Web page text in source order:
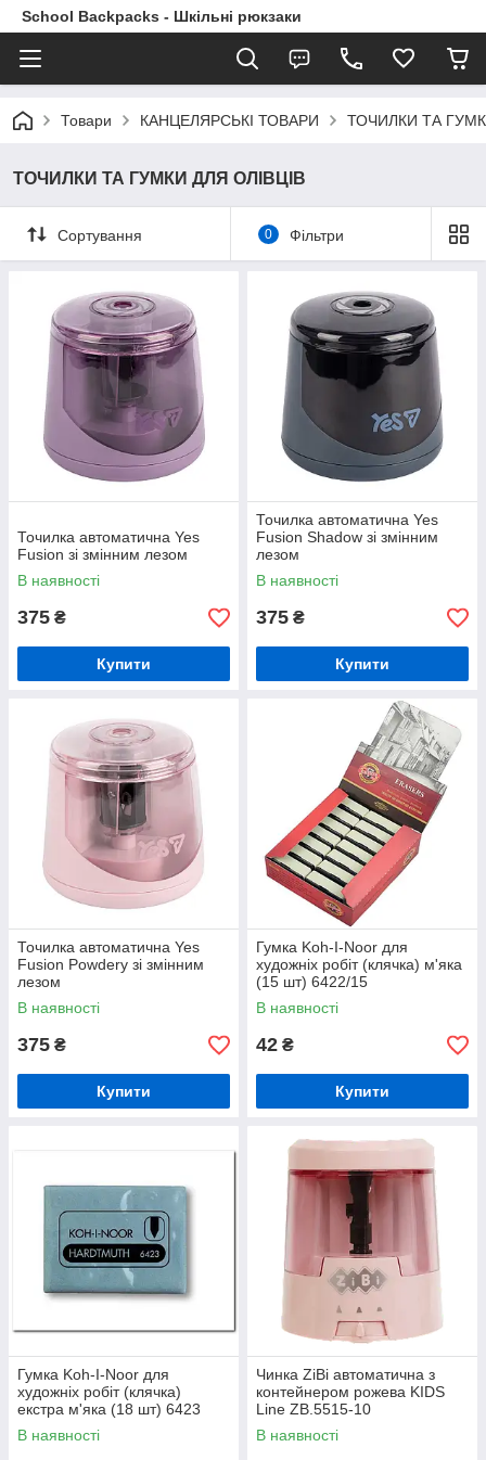
School Backpacks - Шкільні рюкзаки
Товари КАНЦЕЛЯРСЬКІ ТОВАРИ ТОЧИЛКИ ТА
ТОЧИЛКИ ТА ГУМКИ ДЛЯ ОЛІВЦІВ
Сортування 0 Фільтри
Точилка автоматична Yes
Fusion зі змінним лезом
В наявності
375 ₴
Купити
Точилка автоматична Yes
Fusion Shadow зі змінним
лезом
В наявності
375 ₴
Купити
Точилка автоматична Yes
Fusion Powderу зі змінним
лезом
В наявності
375 ₴
Купити
Гумка Koh-I-Noor для
художніх робіт (клячка) м'яка
(15 шт) 6422/15
В наявності
42 ₴
Купити
Гумка Koh-I-Noor для
художніх робіт (клячка)
екстра м'яка (18 шт) 6423
В наявності
Чинка ZiBi автоматична з
контейнером рожева KIDS
Line ZB.5515-10
В наявності